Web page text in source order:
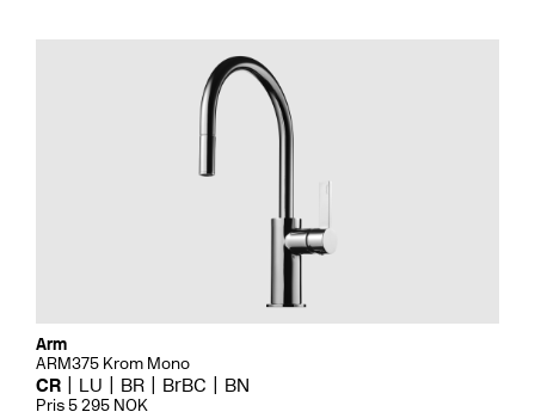
Arm
ARM375 Krom Mono
CR LU BR BrBC BN
Pris 5 295 NOK